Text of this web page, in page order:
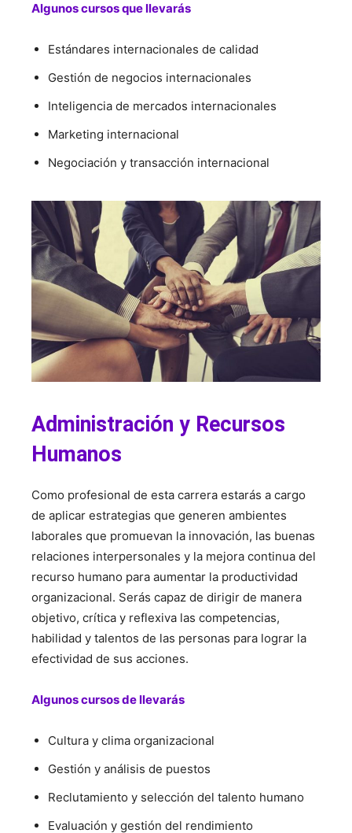
Algunos cursos que llevarás
Estándares internacionales de calidad
Gestión de negocios internacionales
Inteligencia de mercados internacionales
Marketing internacional
Negociación y transacción internacional
Administración y Recursos
Humanos
Como profesional de esta carrera estarás a cargo
de aplicar estrategias que generen ambientes
laborales que promuevan la innovación, las buenas
relaciones interpersonales y la mejora continua del
recurso humano para aumentar la productividad
organizacional. Serás capaz de dirigir de manera
objetivo, crítica y reflexiva las competencias,
habilidad y talentos de las personas para lograr la
efectividad de sus acciones.
Algunos cursos de llevarás
Cultura y clima organizacional
Gestión y análisis de puestos
Reclutamiento y selección del talento humano
Evaluación y gestión del rendimiento